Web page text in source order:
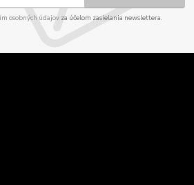
osobných údajov za účelom zasielania newslettera.